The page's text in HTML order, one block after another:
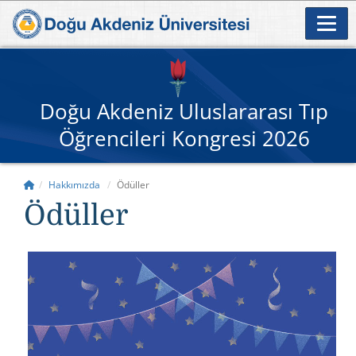
Doğu Akdeniz Uluslararası Tıp
Öğrencileri Kongresi 2026
Hakkımızda Ödüller
Ödüller